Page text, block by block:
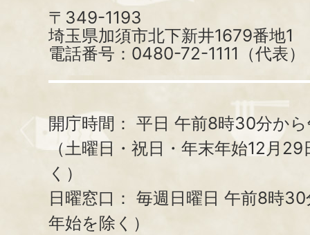
〒349-1193
埼玉県加須市北下新井1679番地1
電話番号：0480-72-1111（代表）
開庁時間： 平日 午前8時30分か
（土曜日・祝日・年末年始12月
く）
日曜窓口： 毎週日曜日 午前8時
年始を除く）